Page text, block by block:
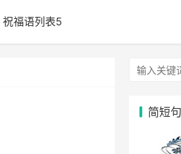
祝福语列表5
简短